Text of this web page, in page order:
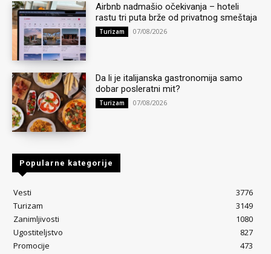
Airbnb nadmašio očekivanja – hoteli
rastu tri puta brže od privatnog smeštaja
Turizam 07/08/2026
Da li je italijanska gastronomija samo
dobar posleratni mit?
Turizam 07/08/2026
Popularne kategorije
Vesti
3776
Turizam
3149
Zanimljivosti
1080
Ugostiteljstvo
827
Promocije
473